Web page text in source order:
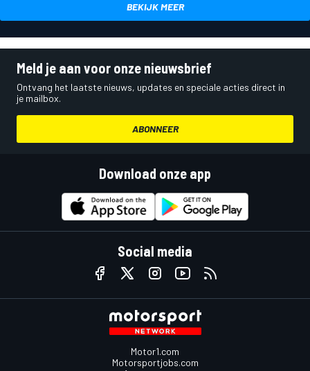
BEKIJK MEER
Meld je aan voor onze nieuwsbrief
Ontvang het laatste nieuws, updates en speciale acties direct in
je mailbox.
ABONNEER
Download onze app
Social media
Motor1.com
Motorsportjobs.com